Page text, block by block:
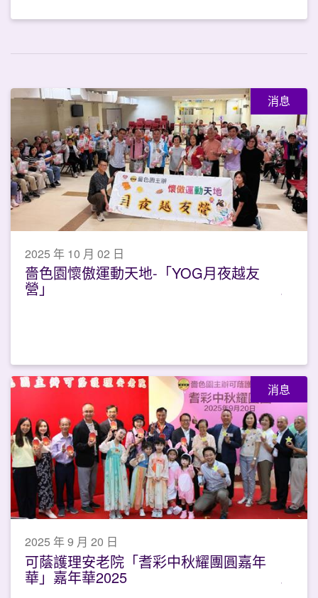
消息
2025 年 10 月 02 日
嗇色園懷傲運動天地-「YOG月夜越友
營」
消息
2025 年 9 月 20 日
可蔭護理安老院「耆彩中秋耀團圓嘉年
華」嘉年華2025